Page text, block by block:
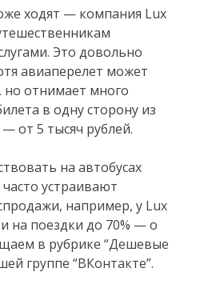
ходят — компания Lux
Это довольно
авиаперелет может
отнимает много
в одну сторону из
от 5 тысяч рублей.
на автобусах
устраивают
например, у Lux
на поездки до 70% — о
в рубрике “Дешевые
группе “ВКонтакте”.